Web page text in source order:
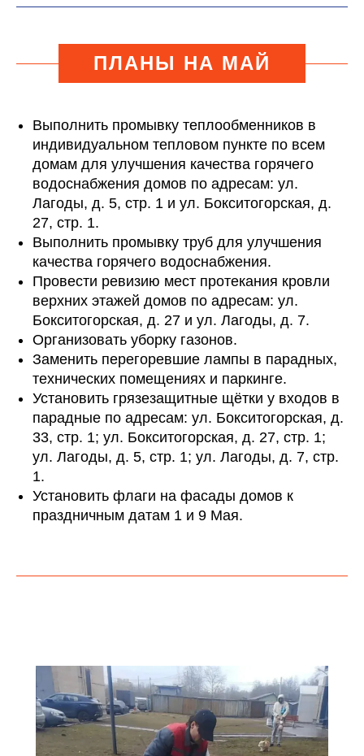
ПЛАНЫ НА МАЙ
Выполнить промывку теплообменников в
индивидуальном тепловом пункте по всем
домам для улучшения качества горячего
водоснабжения домов по адресам: ул.
Лагоды, д. 5, стр. 1 и ул. Бокситогорская, д.
27, стр. 1.
Выполнить промывку труб для улучшения
качества горячего водоснабжения.
Провести ревизию мест протекания кровли
верхних этажей домов по адресам: ул.
Бокситогорская, д. 27 и ул. Лагоды, д. 7.
Организовать уборку газонов.
Заменить перегоревшие лампы в парадных,
технических помещениях и паркинге.
Установить грязезащитные щётки у входов в
парадные по адресам: ул. Бокситогорская, д.
33, стр. 1; ул. Бокситогорская, д. 27, стр. 1;
ул. Лагоды, д. 5, стр. 1; ул. Лагоды, д. 7, стр.
1.
Установить флаги на фасады домов к
праздничным датам 1 и 9 Мая.